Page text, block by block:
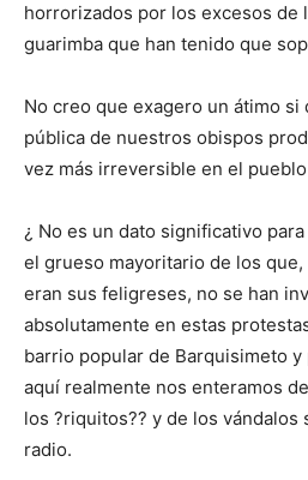
horrorizados por los excesos de
guarimba que han tenido que
No creo que exagero un átimo si
pública de nuestros obispos
vez más irreversible en el
¿ No es un dato significativo
el grueso mayoritario de los
eran sus feligreses, no se han
absolutamente en estas
barrio popular de Barquisimeto
aquí realmente nos enteramos
los ?riquitos?? y de los vándalos
radio.